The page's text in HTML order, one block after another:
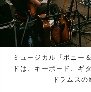
ミュージカル『ボニー
ドは、キーボード、ギ
ドラムス